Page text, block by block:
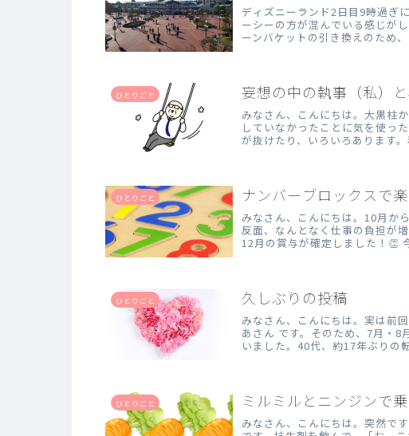
ディズニーランド2日目9時過ぎ
ーシーの方が混んでいる感じが
ーンバケットの引き換えのため
ひとりごと 妄想の中の執事（私）
みなさん、こんにちは。大黒柱
していなかったことに気を使っ
が抜けたり、いろいろあります
ひとりごと ナンバーブロックスで楽
みなさん、こんにちは。10月か
反面、なんとなく仕事の負担が
12月の賞与が確定しました！👏
ひとりごと 久しぶりの投稿
みなさん、こんにちは。実は前
あさん です。そのため、7月・8
いました。40代、約17年ぶり
ひとりごと ミルミルとニンジンで
みなさん、こんにちは。突然で